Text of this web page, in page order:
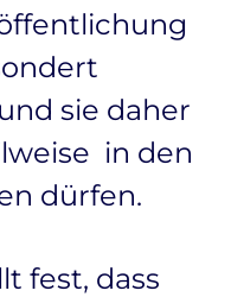
sie daher
 in den
dürfen.
fest, dass